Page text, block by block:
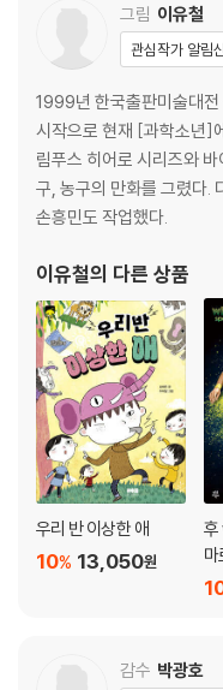
그림 이유철
관심작가 알림
1999년 한국출판미술대전
시작으로 현재 [과학소년]
림푸스 히어로 시리즈와
구, 농구의 만화를 그렸다.
손흥민도 작업했다.
이유철의 다른 상품
우리 반 이상한 애
13,050원
10%
마
감수 박광호